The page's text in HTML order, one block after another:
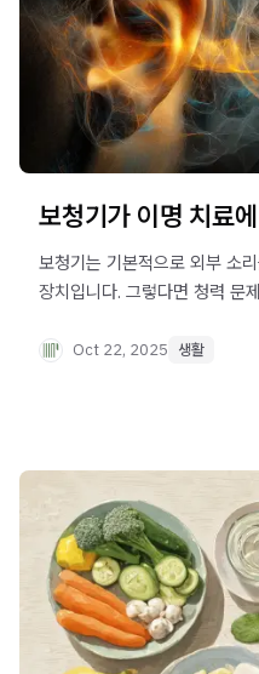
보청기가 이명 치료
보청기는 기본적으로 외부 소
장치입니다. 그렇다면 청력 문
Oct 22, 2025 생활